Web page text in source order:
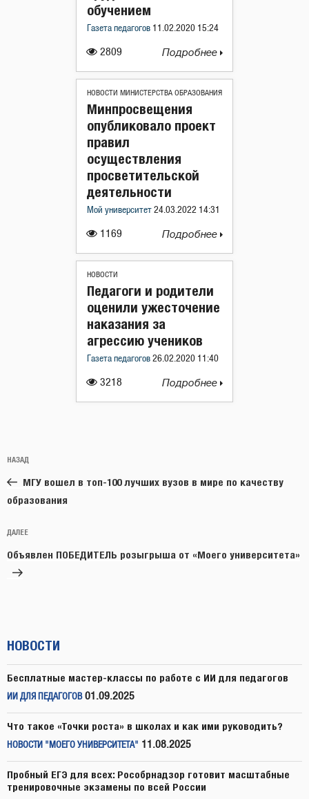
2809
обучением
Газета педагогов 11.02.2020 15:24
Подробнее
НОВОСТИ МИНИСТЕРСТВА ОБРАЗОВАНИЯ
1169
Минпросвещения
опубликовало проект
правил
осуществления
просветительской
деятельности
Мой университет 24.03.2022 14:31
Подробнее
НОВОСТИ
3218
Педагоги и родители
оценили ужесточение
наказания за
агрессию учеников
Газета педагогов 26.02.2020 11:40
Подробнее
по
записям
Предыдущая
запись:
НАЗАД
МГУ вошел в топ-100 лучших вузов в мире по качеству
образования
Следующая
запись
ДАЛЕЕ
Объявлен ПОБЕДИТЕЛЬ розыгрыша от «Моего университета»
НОВОСТИ
Бесплатные мастер-классы по работе с ИИ для педагогов
ИИ ДЛЯ ПЕДАГОГОВ 01.09.2025
Что такое «Точки роста» в школах и как ими руководить?
НОВОСТИ "МОЕГО УНИВЕРСИТЕТА" 11.08.2025
Пробный ЕГЭ для всех: Рособрнадзор готовит масштабные
тренировочные экзамены по всей России